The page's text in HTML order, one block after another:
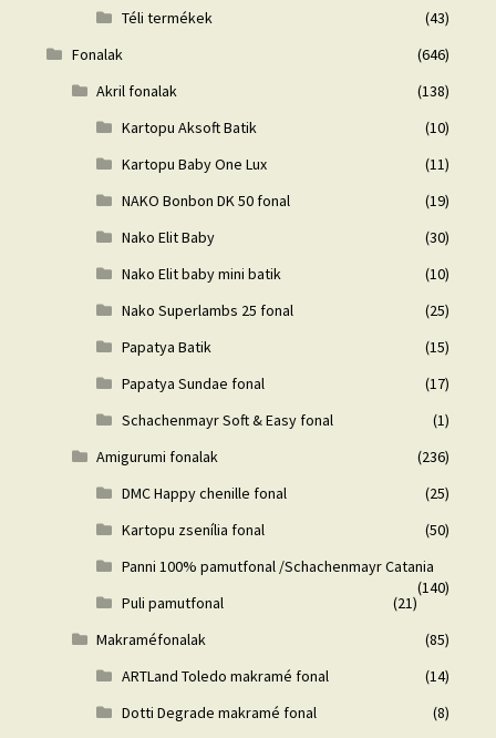
Téli termékek
(43)
Fonalak
(646)
Akril fonalak
(138)
Kartopu Aksoft Batik
(10)
Kartopu Baby One Lux
(11)
NAKO Bonbon DK 50 fonal
(19)
Nako Elit Baby
(30)
Nako Elit baby mini batik
(10)
Nako Superlambs 25 fonal
(25)
Papatya Batik
(15)
Papatya Sundae fonal
(17)
Schachenmayr Soft & Easy fonal
(1)
Amigurumi fonalak
(236)
DMC Happy chenille fonal
(25)
Kartopu zsenília fonal
(50)
Panni 100% pamutfonal /Schachenmayr Catania
(140)
Puli pamutfonal
(21)
Makraméfonalak
(85)
ARTLand Toledo makramé fonal
(14)
Dotti Degrade makramé fonal
(8)